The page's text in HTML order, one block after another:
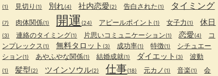
(1) 見切り (1) 別れ(4) 社内恋愛(2) 告白された (1) タイミング
(7) 肉体関係(1) 開運 (24) アピールポイント (1) 女子力 (1) 休日
(3) 連絡のタイミング(1) 片思いコミュニケーション(1) 恋愛(4)
コ
ンプレックス (1) 無料タロット (3) 成功率(1) 特徴(1)
シチュエー
ション(1) あやふやな関係(1) 結婚成就(1) ダイエット (3) 波動
(1) 髪型(2) ツインソウル(2) 仕事(18) 元カノ (1) 音楽(1)
会